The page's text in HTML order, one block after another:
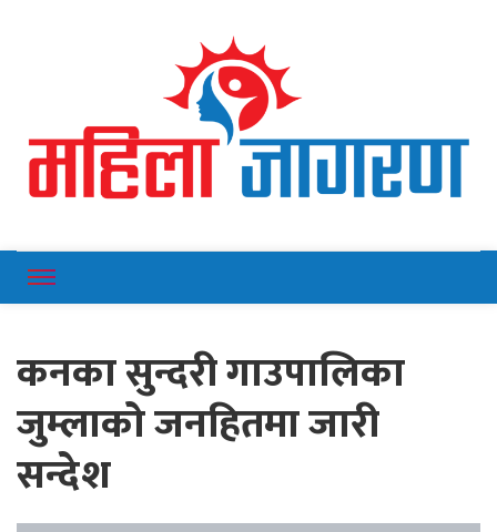
Mahilajagaran
कनका सुन्दरी गाउपालिका
जुम्लाको जनहितमा जारी
सन्देश